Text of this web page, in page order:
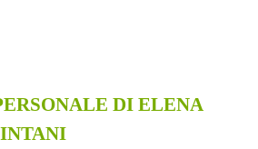
DI ELENA